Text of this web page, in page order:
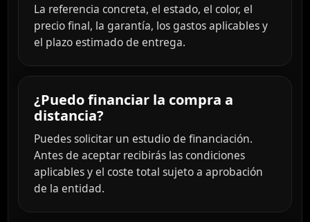
La referencia concreta, el estado, el color, el
precio final, la garantía, los gastos aplicables y
el plazo estimado de entrega.
¿Puedo financiar la compra a
distancia?
Puedes solicitar un estudio de financiación.
Antes de aceptar recibirás las condiciones
aplicables y el coste total sujeto a aprobación
de la entidad.